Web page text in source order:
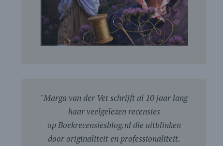
"Marga van der Vet schrijft al 10 jaar lang
haar veelgelezen recensies
op Boekrecensiesblog.nl die uitblinken
door originaliteit en professionaliteit.